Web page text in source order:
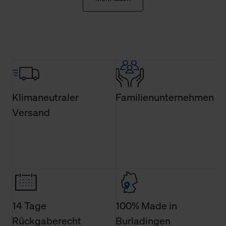
allgemeine Informationen über Cookies einsehen. Über
den Menüpunkt „Datenschutzeinstellungen“ können Sie
jederzeit Ihre Einwilligungserklärung anpassen. Ihre
der Webseite nicht erforderlich und kann jederzeit mit
Änderung gesammelten Daten.
Weitere Informationen über Cookies und Web-
Technologien sowie die Nutzung Ihrer persönlichen Daten
Klimaneutraler
Versand
Familienunternehmen
14 Tage
Rückgaberecht
100% Made in
Burladingen